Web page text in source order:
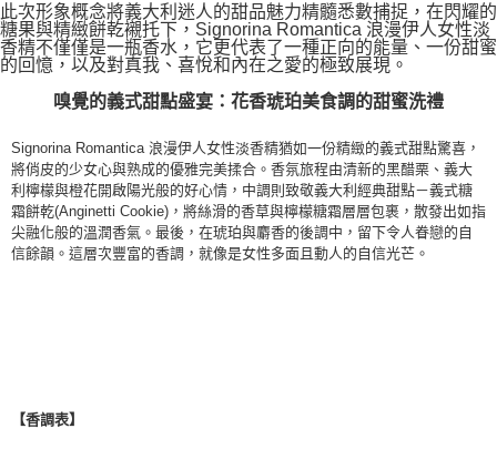
此次形象概念將義大利迷人的甜品魅力精髓悉數捕捉，在閃耀的
糖果與精緻餅乾襯托下，Signorina Romantica 浪漫伊人女性淡
香精不僅僅是一瓶香水，它更代表了一種正向的能量、一份甜蜜
的回憶，以及對真我、喜悅和內在之愛的極致展現。
嗅覺的義式甜點盛宴：花香琥珀美食調的甜蜜洗禮
Signorina Romantica 浪漫伊人女性淡香精猶如一份精緻的義式甜點驚喜，
將俏皮的少女心與熟成的優雅完美揉合。香氛旅程由清新的黑醋栗、義大
利檸檬與橙花開啟陽光般的好心情，中調則致敬義大利經典甜點－義式糖
霜餅乾(Anginetti Cookie)，將絲滑的香草與檸檬糖霜層層包裹，散發出如指
尖融化般的溫潤香氣。最後，在琥珀與麝香的後調中，留下令人眷戀的自
信餘韻。這層次豐富的香調，就像是女性多面且動人的自信光芒。
【香調表】